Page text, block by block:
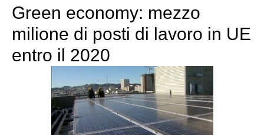
Green economy: mezzo
milione di posti di lavoro in UE
entro il 2020